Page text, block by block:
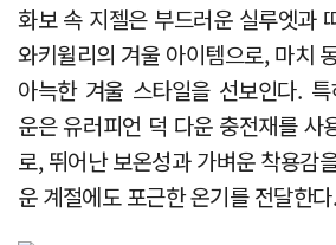
화보 속 지젤은 부드러운 실루엣과
와키윌리의 겨울 아이템으로, 마치
아늑한 겨울 스타일을 선보인다.
운은 유러피언 덕 다운 충전재를 사
로, 뛰어난 보온성과 가벼운 착용감
운 계절에도 포근한 온기를 전달한다.